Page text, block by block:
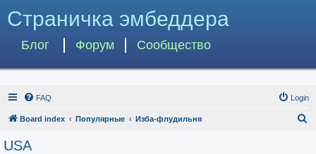
Страничка эмбеддера
Блог Форум Сообщество
FAQ Login
Board index Популярные Изба-флудильня
USA